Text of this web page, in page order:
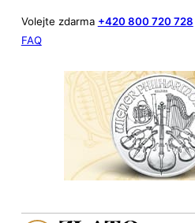
Volejte zdarma +420 800 720 728
FAQ